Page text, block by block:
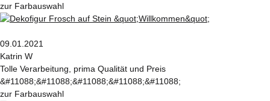
zur Farbauswahl
09.01.2021
Katrin W
Tolle Verarbeitung, prima Qualität und Preis
&#11088;&#11088;&#11088;&#11088;&#11088;
zur Farbauswahl